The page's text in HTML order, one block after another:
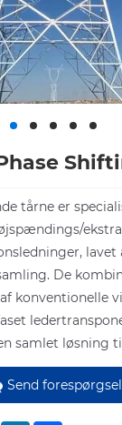
tårne ​​er
De
konventionelle
samlet løsning
Send forespørgsel